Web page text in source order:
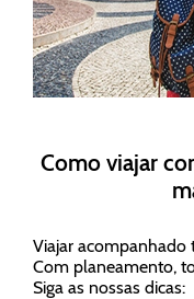
Como viajar
Viajar acompanhado
Com planeamento,
Siga as nossas dicas: